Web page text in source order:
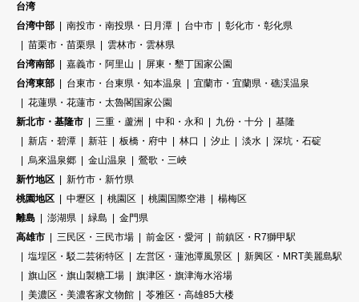
台湾
台湾中部
南投市・南投県・日月潭 台中市
彰化市・彰化県
苗栗市・苗栗県
雲林市・雲林県
台湾南部
嘉義市・阿里山
屏東・墾丁国家公園
台湾東部
台東市・台東県・知本温泉
宜蘭市・宜蘭県・礁渓温泉
花蓮県・花蓮市・太魯閣国家公園
新北市・基隆市
三重・蘆洲 中和・永和 九份・十分
基隆
新店・碧潭
新荘 板橋・府中 林口 汐止 淡水
深坑・石碇
烏來温泉郷
金山温泉
鶯歌・三峽
新竹地区
新竹市・新竹県
桃園地区
中壢区 桃園区 桃園国際空港
楊梅区
離島
澎湖県 緑島
金門県
高雄市
三民区・三民市場 前金区・愛河
前鎮区・R7獅甲駅
塩埕区・駁二芸術特区
左営区・蓮池潭風景区
新興区・MRT美麗島駅
旗山区・旗山製糖工場
旗津区・旗津海水浴場
美濃区・美濃客家文物館
苓雅区・高雄85大楼